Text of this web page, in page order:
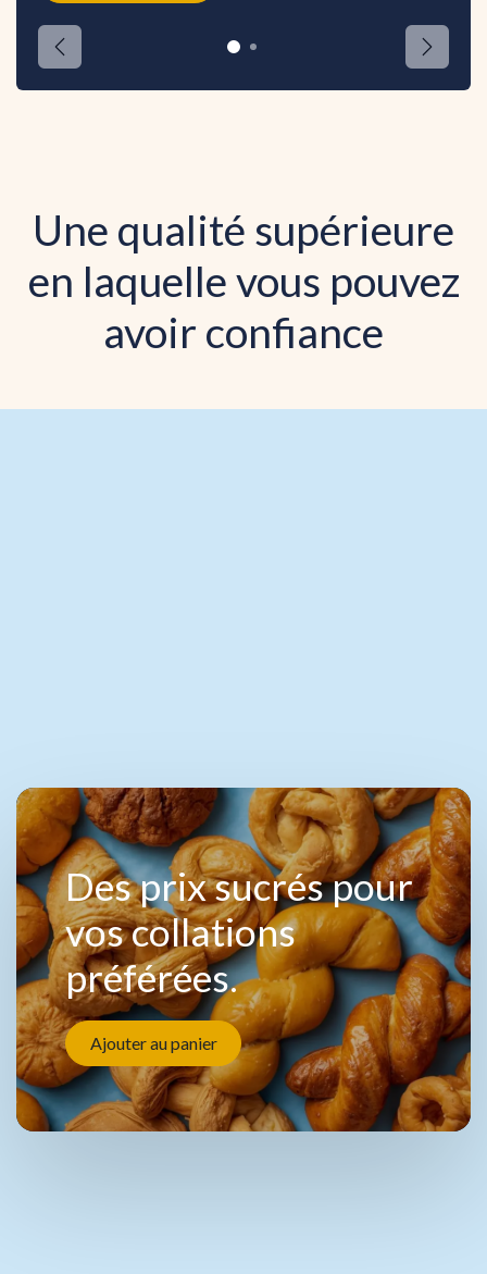
Précédent Suivant
Une qualité supérieure
en laquelle vous pouvez
avoir confiance
Des prix sucrés pour
vos collations
préférées.
Ajouter au panier